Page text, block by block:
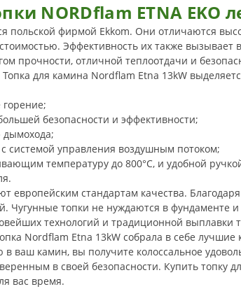
NORDflam ETNA EKO
польской фирмой Ekkom. Они отличаются
Эффективность их также
прочности, отличной теплоотдачи и
для камина Nordflam Etna 13kW
безопасности и эффективности;
системой управления воздушным потоком;
температуру до 800°С, и удобной
европейским стандартам качества.
Чугунные топки не нуждаются в фундаменте
технологий и традиционной выплавки
Nordflam Etna 13kW собрала в себе
в ваш камин, вы получите колоссальное
в своей безопасности. Купить
вас время.